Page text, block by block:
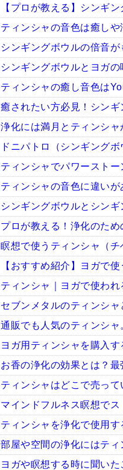
【プロが教える】シンギ
ティンシャの音色は癒し
シンギングボウルの倍音
シンギングボウルとヨガ
ティンシャの癒し音色は
癒されたい方必見！シン
浄化には満月とティンシ
ドニパトロ（シンギング
ティンシャでパワースト
ティンシャの音色に違い
シンギングボウルとシン
プロが教える！浄化のた
瞑想で使うティンシャ（チ
【おすすめ紹介】ヨガで
ティンシャ｜ヨガで使わ
セブンメタルのティンシ
通販でも人気のティンシャ
ヨガ用ティンシャを購入
お香の浄化の効果とは？
ティンシャはどこで売っ
マインドフルネス瞑想で
ティンシャを浄化で使用
部屋や空間の浄化にはテ
ヨガや瞑想する時に聞い